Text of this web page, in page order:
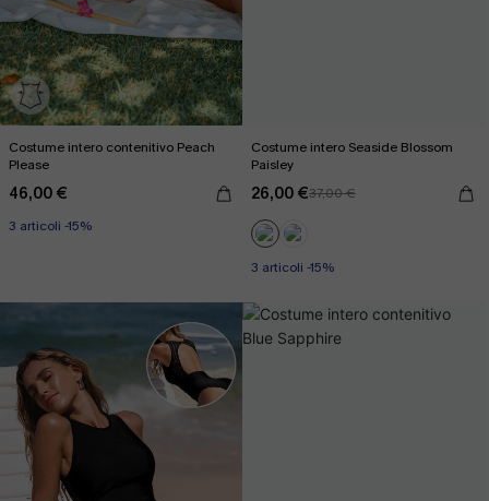
Costume intero contenitivo Peach
Please
46,00 €
3 articoli -15%
Costume intero Seaside Blossom
Paisley
26,00 €37,00 €
3 articoli -15%